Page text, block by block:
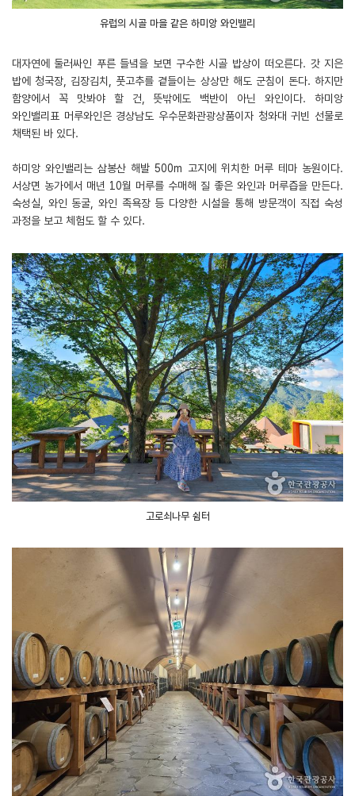
유럽의 시골 마을 같은 하미앙 와인밸리
대자연에 둘러싸인 푸른 들녘을 보면 구수한 시골 밥상이 떠오른다. 갓 지은
밥에 청국장, 김장김치, 풋고추를 곁들이는 상상만 해도 군침이 돈다. 하지만
함양에서 꼭 맛봐야 할 건, 뜻밖에도 백반이 아닌 와인이다. 하미앙
와인밸리표 머루와인은 경상남도 우수문화관광상품이자 청와대 귀빈 선물로
채택된 바 있다.
하미앙 와인밸리는 삼봉산 해발 500m 고지에 위치한 머루 테마 농원이다.
서상면 농가에서 매년 10월 머루를 수매해 질 좋은 와인과 머루즙을 만든다.
숙성실, 와인 동굴, 와인 족욕장 등 다양한 시설을 통해 방문객이 직접 숙성
과정을 보고 체험도 할 수 있다.
고로쇠나무 쉼터